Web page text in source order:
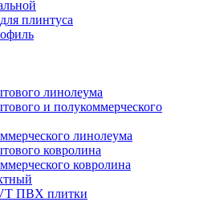
плинтуса
линолеума
и полукоммерческого
линолеума
ковролина
ковролина
ПВХ плитки